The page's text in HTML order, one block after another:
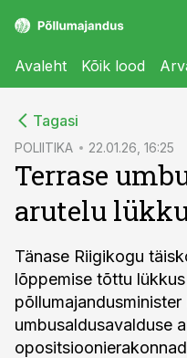
Avaleht Kõik lood
Tagasi
POLIITIKA 22.01.26, 16:25
Terrase
arutelu
Tänase Riigikogu
lõppemise tõttu
umbusaldusavalduse